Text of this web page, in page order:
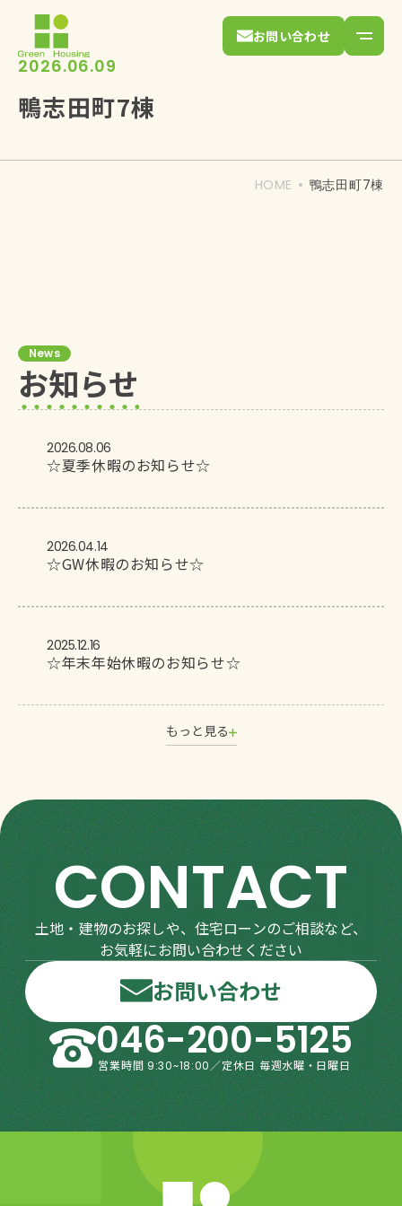
お問い合わせ
2026.06.09
鴨志田町7棟
HOME 鴨志田町7棟
News
お知らせ
2026.08.06
☆夏季休暇のお知らせ☆
2026.04.14
☆GW休暇のお知らせ☆
2025.12.16
☆年末年始休暇のお知らせ☆
もっと見る
CONTACT
土地・建物のお探しや、住宅ローンのご相談など、
お気軽にお問い合わせください
お問い合わせ
046-200-5125
営業時間 9:30~18:00／定休日 毎週水曜・日曜日